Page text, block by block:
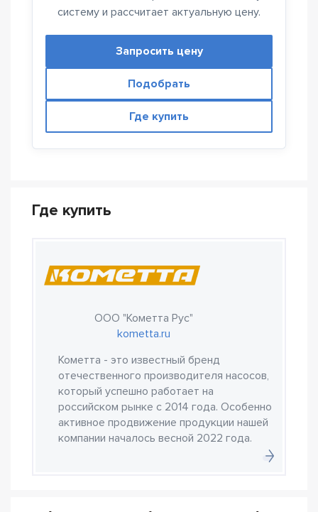
систему и рассчитает актуальную цену.
Запросить цену
Подобрать
Где купить
Где купить
ООО "Кометта Рус"
kometta.ru
Кометта - это известный бренд
отечественного производителя насосов,
который успешно работает на
российском рынке с 2014 года. Особенно
активное продвижение продукции нашей
компании началось весной 2022 года.